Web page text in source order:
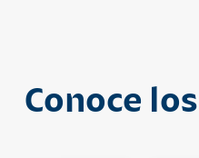
Conoce los